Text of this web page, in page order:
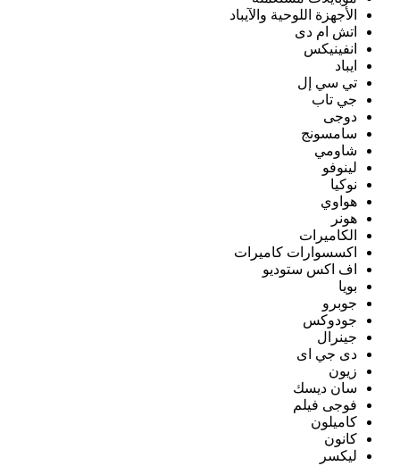
الأجهزة اللوحية والآيباد
اتش ام دى
انفينيكس
ايباد
تي سي إل
جي تاب
دوجى
سامسونج
شاومي
لينوفو
نوكيا
هواوي
هونر
الكاميرات
اكسسوارات كاميرات
اف اكس ستوديو
بويا
جوبرو
جودوكس
جينرال
دى جي اى
زيون
سان ديسك
فوجى فيلم
كاميلون
كانون
ليكسر